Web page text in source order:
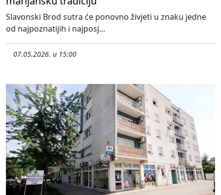
Slavonski Brod sutra će ponovno živjeti u znaku jedne
od najpoznatijih i najposj...
07.05.2026. u 15:00